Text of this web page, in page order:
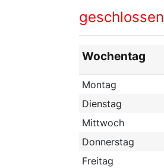
geschlossen
Wochentag
Montag
Dienstag
Mittwoch
Donnerstag
Freitag